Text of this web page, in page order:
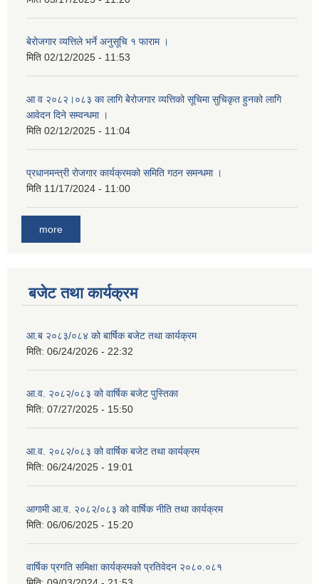
बेरोजगार व्यत्तिले भर्ने अनुसूचि १ फाराम ।
मिति 02/12/2025 - 11:53
आ व २०८२।०८३ का लागि बेेरोजगार व्यत्तिको सूचिमा सुचिकृत हुनको लागि
आवेदन दिने सम्वन्धमा ।
मिति 02/12/2025 - 11:04
प्रधानमन्त्री रोजगार कार्यक्रमको समिति गठन समन्धमा ।
मिति 11/17/2024 - 11:00
more
बजेट तथा कार्यक्रम
आ.ब २०८३/०८४ को बार्षिक बजेट तथा कार्यक्रम
मिति: 06/24/2026 - 22:32
आ.व. २०८२/०८३ को वार्षिक बजेट पुस्तिका
मिति: 07/27/2025 - 15:50
आ.व. २०८२/०८३ को वार्षिक बजेट तथा कार्यक्रम
मिति: 06/24/2025 - 19:01
आगामी आ.व. २०८२/०८३ को वार्षिक नीति तथा कार्यक्रम
मिति: 06/06/2025 - 15:20
वार्षिक प्रगति समिक्षा कार्यक्रमको प्रतिवेदन २०८०.०८१